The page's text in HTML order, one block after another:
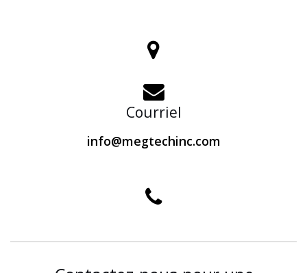
Courriel
info@megtechinc.com